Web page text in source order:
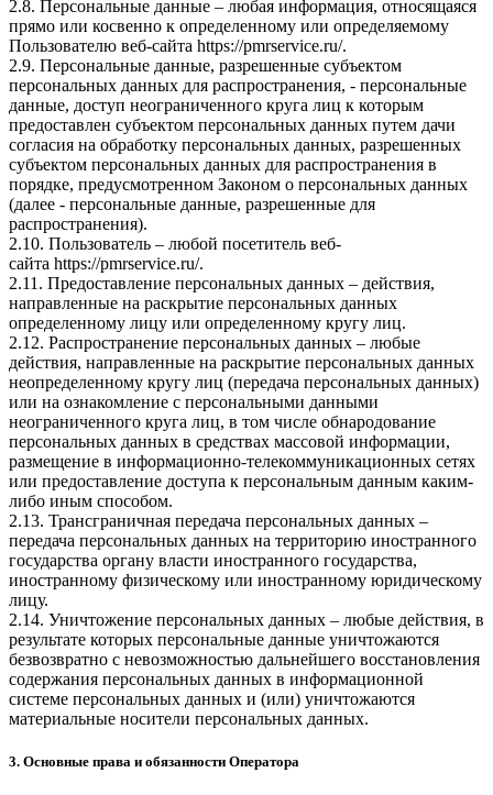
2.8. Персональные данные – любая информация, относящаяся
прямо или косвенно к определенному или определяемому
Пользователю веб-сайта https://pmrservice.ru/.
2.9. Персональные данные, разрешенные субъектом
персональных данных для распространения, - персональные
данные, доступ неограниченного круга лиц к которым
предоставлен субъектом персональных данных путем дачи
согласия на обработку персональных данных, разрешенных
субъектом персональных данных для распространения в
порядке, предусмотренном Законом о персональных данных
(далее - персональные данные, разрешенные для
распространения).
2.10. Пользователь – любой посетитель веб-
сайта https://pmrservice.ru/.
2.11. Предоставление персональных данных – действия,
направленные на раскрытие персональных данных
определенному лицу или определенному кругу лиц.
2.12. Распространение персональных данных – любые
действия, направленные на раскрытие персональных данных
неопределенному кругу лиц (передача персональных данных)
или на ознакомление с персональными данными
неограниченного круга лиц, в том числе обнародование
персональных данных в средствах массовой информации,
размещение в информационно-телекоммуникационных сетях
или предоставление доступа к персональным данным каким-
либо иным способом.
2.13. Трансграничная передача персональных данных –
передача персональных данных на территорию иностранного
государства органу власти иностранного государства,
иностранному физическому или иностранному юридическому
лицу.
2.14. Уничтожение персональных данных – любые действия, в
результате которых персональные данные уничтожаются
безвозвратно с невозможностью дальнейшего восстановления
содержания персональных данных в информационной
системе персональных данных и (или) уничтожаются
материальные носители персональных данных.
3. Основные права и обязанности Оператора